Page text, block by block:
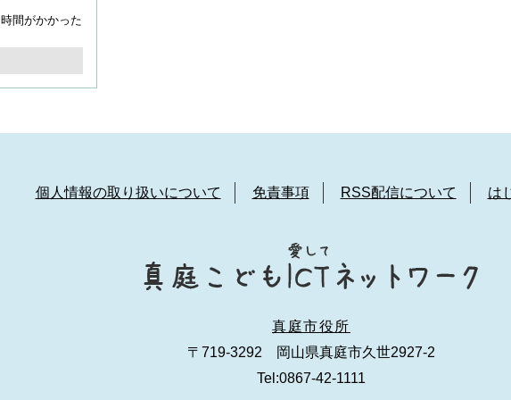
時間がかかった
個人情報の取り扱いについて 免責事項 RSS配信について は
真庭市役所
〒719-3292 岡山県真庭市久世2927-2
Tel:0867-42-1111